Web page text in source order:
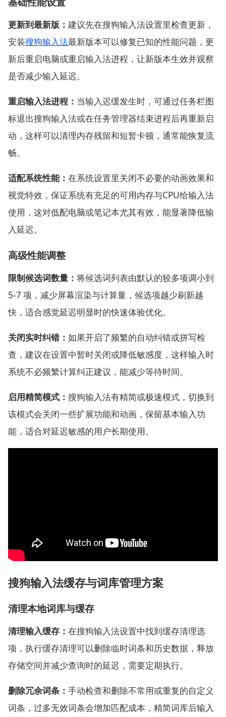
更新到最新版： 建议先在搜狗输入法设置里检查更新，
安装搜狗输入法最新版本可以修复已知的性能问题，更
新后重启电脑或重启输入法进程，让新版本生效并观察
是否减少输入延迟。
重启输入法进程： 当输入迟缓发生时，可通过任务栏图
标退出搜狗输入法或在任务管理器结束进程后再重新启
动，这样可以清理内存残留和短暂卡顿，通常能恢复流
畅。
适配系统性能： 在系统设置里关闭不必要的动画效果和
视觉特效，保证系统有充足的可用内存与CPU给输入法
使用，这对低配电脑或笔记本尤其有效，能显著降低输
入延迟。
高级性能调整
限制候选词数量： 将候选词列表由默认的较多项调小到
5-7 项，减少屏幕渲染与计算量，候选项越少刷新越
快，适合感觉延迟明显时的快速体验优化。
关闭实时纠错： 如果开启了频繁的自动纠错或拼写检
查，建议在设置中暂时关闭或降低敏感度，这样输入时
系统不必频繁计算纠正建议，能减少等待时间。
启用精简模式： 搜狗输入法有精简或极速模式，切换到
该模式会关闭一些扩展功能和动画，保留基本输入功
能，适合对延迟敏感的用户长期使用。
搜狗输入法缓存与词库管理方案
清理本地词库与缓存
清理输入缓存： 在搜狗输入法设置中找到缓存清理选
项，执行缓存清理可以删除临时词条和历史数据，释放
存储空间并减少查询时的延迟，需要定期执行。
删除冗余词条： 手动检查和删除不常用或重复的自定义
词条，过多无效词条会增加匹配成本，精简词库后输入